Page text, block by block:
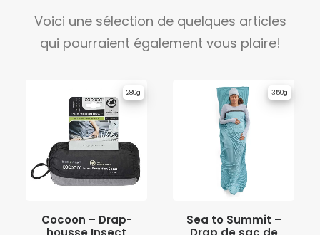
Voici une sélection de quelques articles
qui pourraient également vous plaire!
280g
AJOUTER AU PANIER
Cocoon – Drap-
350g
AJOUTER AU PANIER
Sea to Summit –